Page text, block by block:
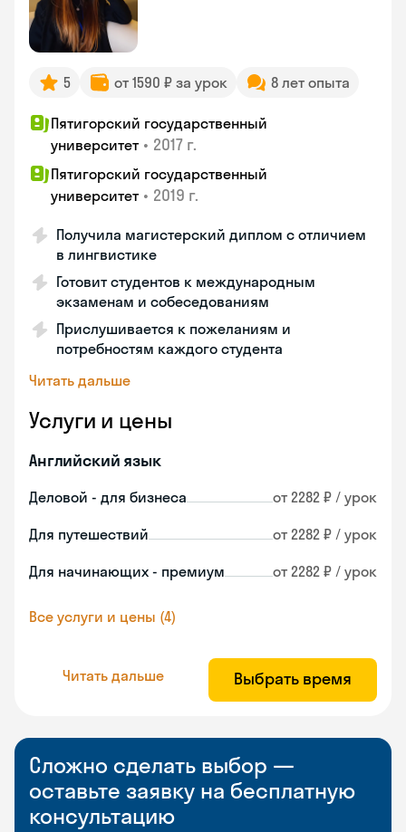
5 от 1590 ₽ за урок 8 лет опыта
Пятигорский государственный
университет • 2017 г.
Пятигорский государственный
университет • 2019 г.
Получила магистерский диплом с отличием
в лингвистике
Готовит студентов к международным
экзаменам и собеседованиям
Прислушивается к пожеланиям и
потребностям каждого студента
Читать дальше
Услуги и цены
Английский язык
Деловой - для бизнеса от 2282 ₽ / урок
Для путешествий от 2282 ₽ / урок
Для начинающих - премиум от 2282 ₽ / урок
Все услуги и цены (4)
Читать дальше Выбрать время
Сложно сделать выбор —
оставьте заявку на бесплатную
консультацию